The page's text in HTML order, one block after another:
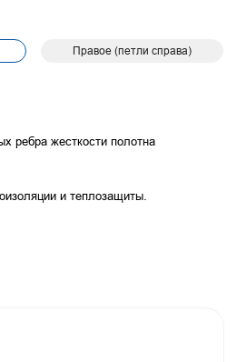
Правое (петли справа)
ребра жесткости полотна
и теплозащиты.